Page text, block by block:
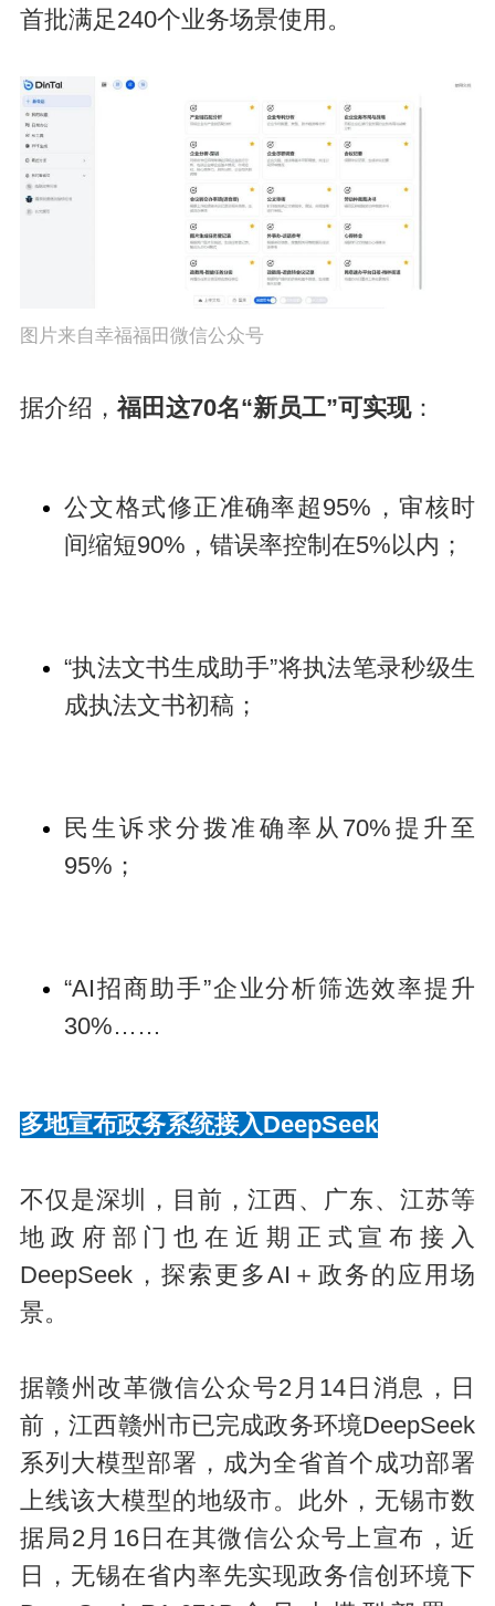
首批满足240个业务场景使用。
图片来自幸福福田微信公众号
据介绍，福田这70名“新员工”可实现：
公文格式修正准确率超95%，审核时
间缩短90%，错误率控制在5%以内；
“执法文书生成助手”将执法笔录秒级生
成执法文书初稿；
民生诉求分拨准确率从70%提升至
95%；
“AI招商助手”企业分析筛选效率提升
30%……
多地宣布政务系统接入DeepSeek
不仅是深圳，目前，江西、广东、江苏等
地政府部门也在近期正式宣布接入
DeepSeek，探索更多AI＋政务的应用场
景。
据赣州改革微信公众号2月14日消息，日
前，江西赣州市已完成政务环境DeepSeek
系列大模型部署，成为全省首个成功部署
上线该大模型的地级市。此外，无锡市数
据局2月16日在其微信公众号上宣布，近
日，无锡在省内率先实现政务信创环境下